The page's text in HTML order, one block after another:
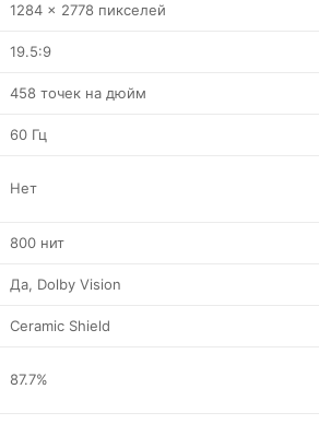
1284 x 2778 пикселей
19.5:9
458 точек на дюйм
60 Гц
Нет
800 нит
Да, Dolby Vision
Ceramic Shield
87.7%